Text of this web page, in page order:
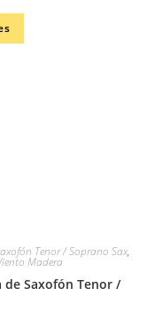
Tenor / Soprano Sax,
Madera
Saxofón Tenor /